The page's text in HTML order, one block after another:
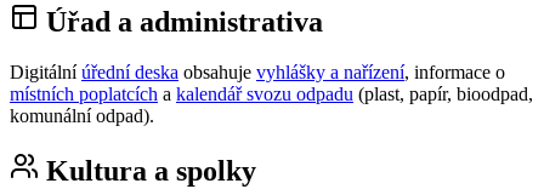
Úřad a administrativa
Digitální úřední deska obsahuje vyhlášky a nařízení, informace o
místních poplatcích a kalendář svozu odpadu (plast, papír, bioodpad,
komunální odpad).
Kultura a spolky